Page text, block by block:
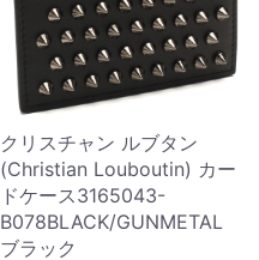
クリスチャン ルブタン
(Christian Louboutin) カー
ドケース3165043-
B078BLACK/GUNMETAL
ブラック